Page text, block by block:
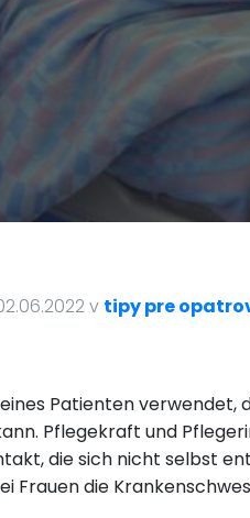
v tipy pre
Patienten verwendet,
Pflegekraft und
die sich nicht selbst
Frauen die